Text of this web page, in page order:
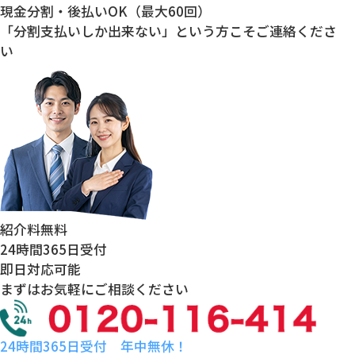
現金分割・後払いOK（最大60回）
「分割支払いしか出来ない」という方こそご連絡くださ
い
紹介料無料
24時間365日受付
即日対応可能
まずはお気軽にご相談ください
24時間365日受付 年中無休！